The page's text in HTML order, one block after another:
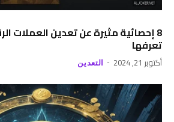
8 إحصائية مثيرة عن تعدين العملات
تعرفها
أكتوبر 21, 2024 التعدين